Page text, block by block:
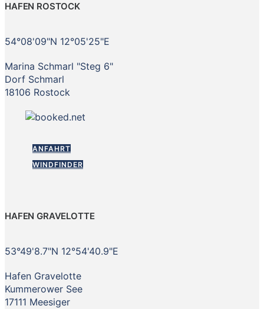
HAFEN ROSTOCK
54°08'09"N 12°05'25"E
Marina Schmarl "Steg 6"
Dorf Schmarl
18106 Rostock
ANFAHRT
WINDFINDER
HAFEN GRAVELOTTE
53°49'8.7"N 12°54'40.9"E
Hafen Gravelotte
Kummerower See
17111 Meesiger